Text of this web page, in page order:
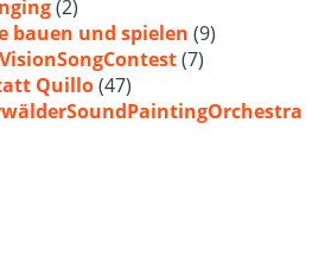
(2)
bauen und spielen (9)
(7)
Quillo(47)